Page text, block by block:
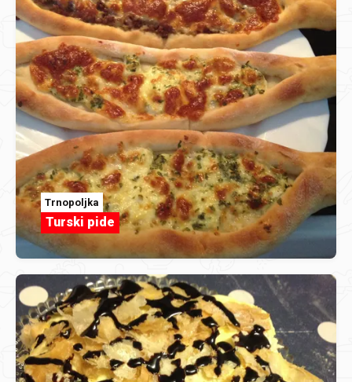
Trnopoljka
Turski pide